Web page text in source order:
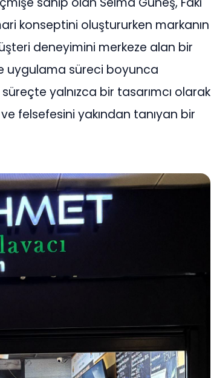
konseptini oluştururken markanın
deneyimini merkeze alan bir
uygulama süreci boyunca
yalnızca bir tasarımcı olarak
felsefesini yakından tanıyan bir